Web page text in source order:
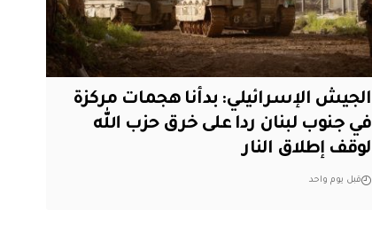
الجيش الإسرائيلي: بدأنا هجمات مركزة
في جنوب لبنان ردا على خرق حزب الله
لوقف إطلاق النار
قبل يوم واحد